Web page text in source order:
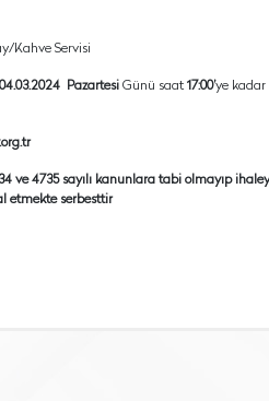
Kahve Servisi
04.03.2024 Pazartesi Günü saat 17:00’ye kadar
ve 4735 sayılı kanunlara tabi olmayıp
etmekte serbesttir